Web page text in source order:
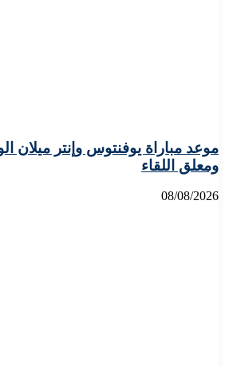
موعد مباراة يوفنتوس وإنتر ميلان
ومعلق اللقاء
08/08/2026